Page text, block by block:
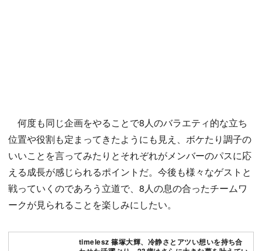
何度も同じ企画をやることで8人のバラエティ的な立ち
位置や役割も定まってきたようにも見え、ボケたり調子の
いいことを言ってみたりとそれぞれがメンバーのパスに応
える成長が感じられるポイントだ。今後も様々なゲストと
戦っていくのであろう立道で、8人の息の合ったチームワ
ークが見られることを楽しみにしたい。
timelesz 篠塚大輝、冷静さとアツい想いを持ち合